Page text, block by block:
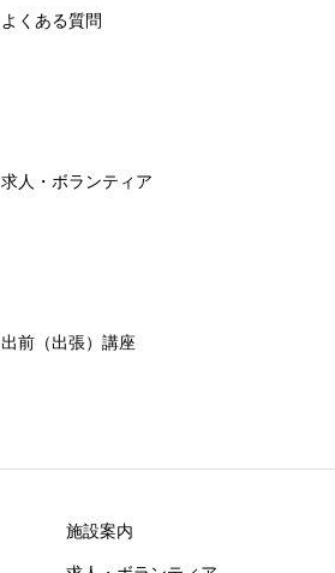
よくある質問
求人・ボランティア
出前（出張）講座
施設案内